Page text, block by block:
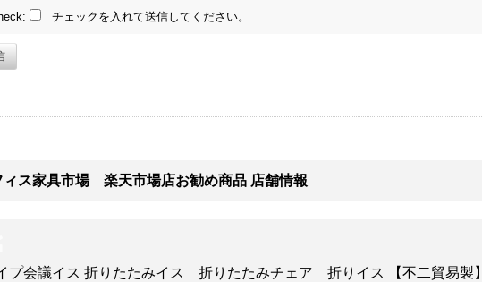
チェックを入れて送信してください。
ィス家具市場 楽天市場店お勧め商品 店舗情報
プ会議イス 折りたたみイス 折りたたみチェア 折りイス 【不二貿易製】